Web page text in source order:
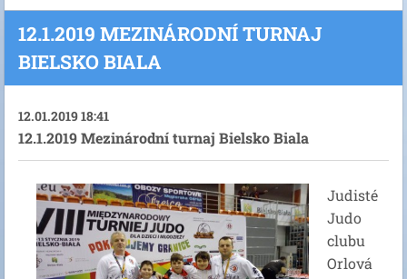
12.1.2019 MEZINÁRODNÍ TURNAJ
BIELSKO BIALA
12.01.2019 18:41
12.1.2019 Mezinárodní turnaj Bielsko Biala
Judisté
Judo
clubu
Orlová